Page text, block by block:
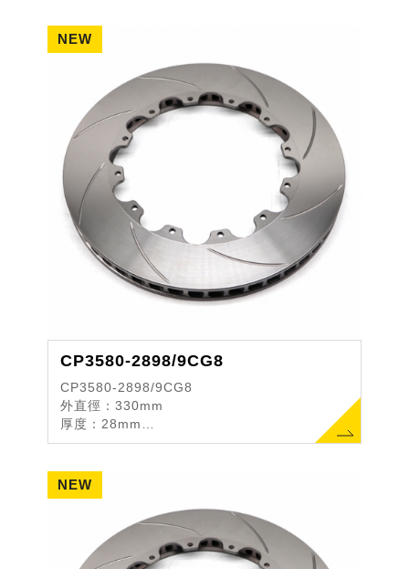
CP3580-2898/9CG8
CP3580-2898/9CG8
外直徑：330mm
厚度：28mm
中心直徑PCD：203.2mm